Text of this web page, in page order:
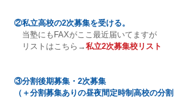
②私立高校の2次募集を受ける。
当塾にもFAXがここ最近届いてますが
リストはこちら→私立2次募集校リスト
③分割後期募集・2次募集
（＋分割募集ありの昼夜間定時制高校の分割